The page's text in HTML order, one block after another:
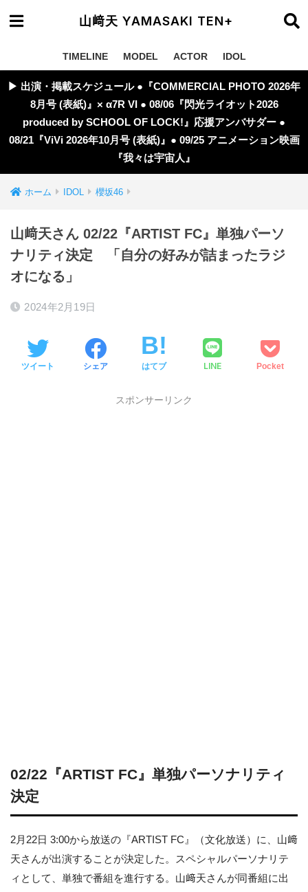
山﨑天 YAMASAKI TEN+
TIMELINE MODEL ACTOR IDOL
▶︎ 出演・掲載スケジュール ●『COMMERCIAL PHOTO 2026年
8月号 (表紙)』× α7R VI ● 08/06『閃光ライオット2026
produced by SCHOOL OF LOCK!』応援アンバサダー ●
08/21『ViVi 2026年10月号 (表紙)』● 09/25 アニメーション映画
『我々は宇宙人』
ホーム IDOL 櫻坂46
山﨑天さん 02/22『ARTIST FC』単独パーソ
ナリティ決定 「自分の好みが詰まったラジ
オになる」
2024年2月19日
ツイート シェア はてブ LINE Pocket
スポンサーリンク
02/22『ARTIST FC』単独パーソナリティ
決定
2月22日 3:00から放送の『ARTIST FC』（文化放送）に、山﨑
天さんが出演することが決定した。スペシャルパーソナリテ
ィとして、単独で番組を進行する。山﨑天さんが同番組に出